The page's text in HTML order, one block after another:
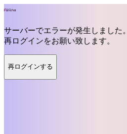
サーバーでエラーが発生しました。
再ログインをお願い致します。
再ログインする